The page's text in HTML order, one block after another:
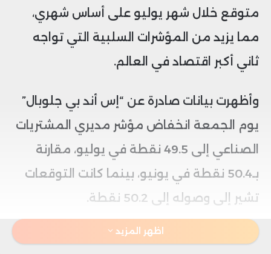
متوقع خلال شهر يوليو على أساس شهري،
مما يزيد من المؤشرات السلبية التي تواجه
ثاني أكبر اقتصاد في العالم.
وأظهرت بيانات صادرة عن “إس أند بي جلوبال”
يوم الجمعة انخفاض مؤشر مديري المشتريات
الصناعي إلى 49.5 نقطة في يوليو، مقارنة
بـ50.4 نقطة في يونيو، بينما كانت التوقعات
تشير إلى وصوله إلى 50.2 نقطة.
اظهر المزيد